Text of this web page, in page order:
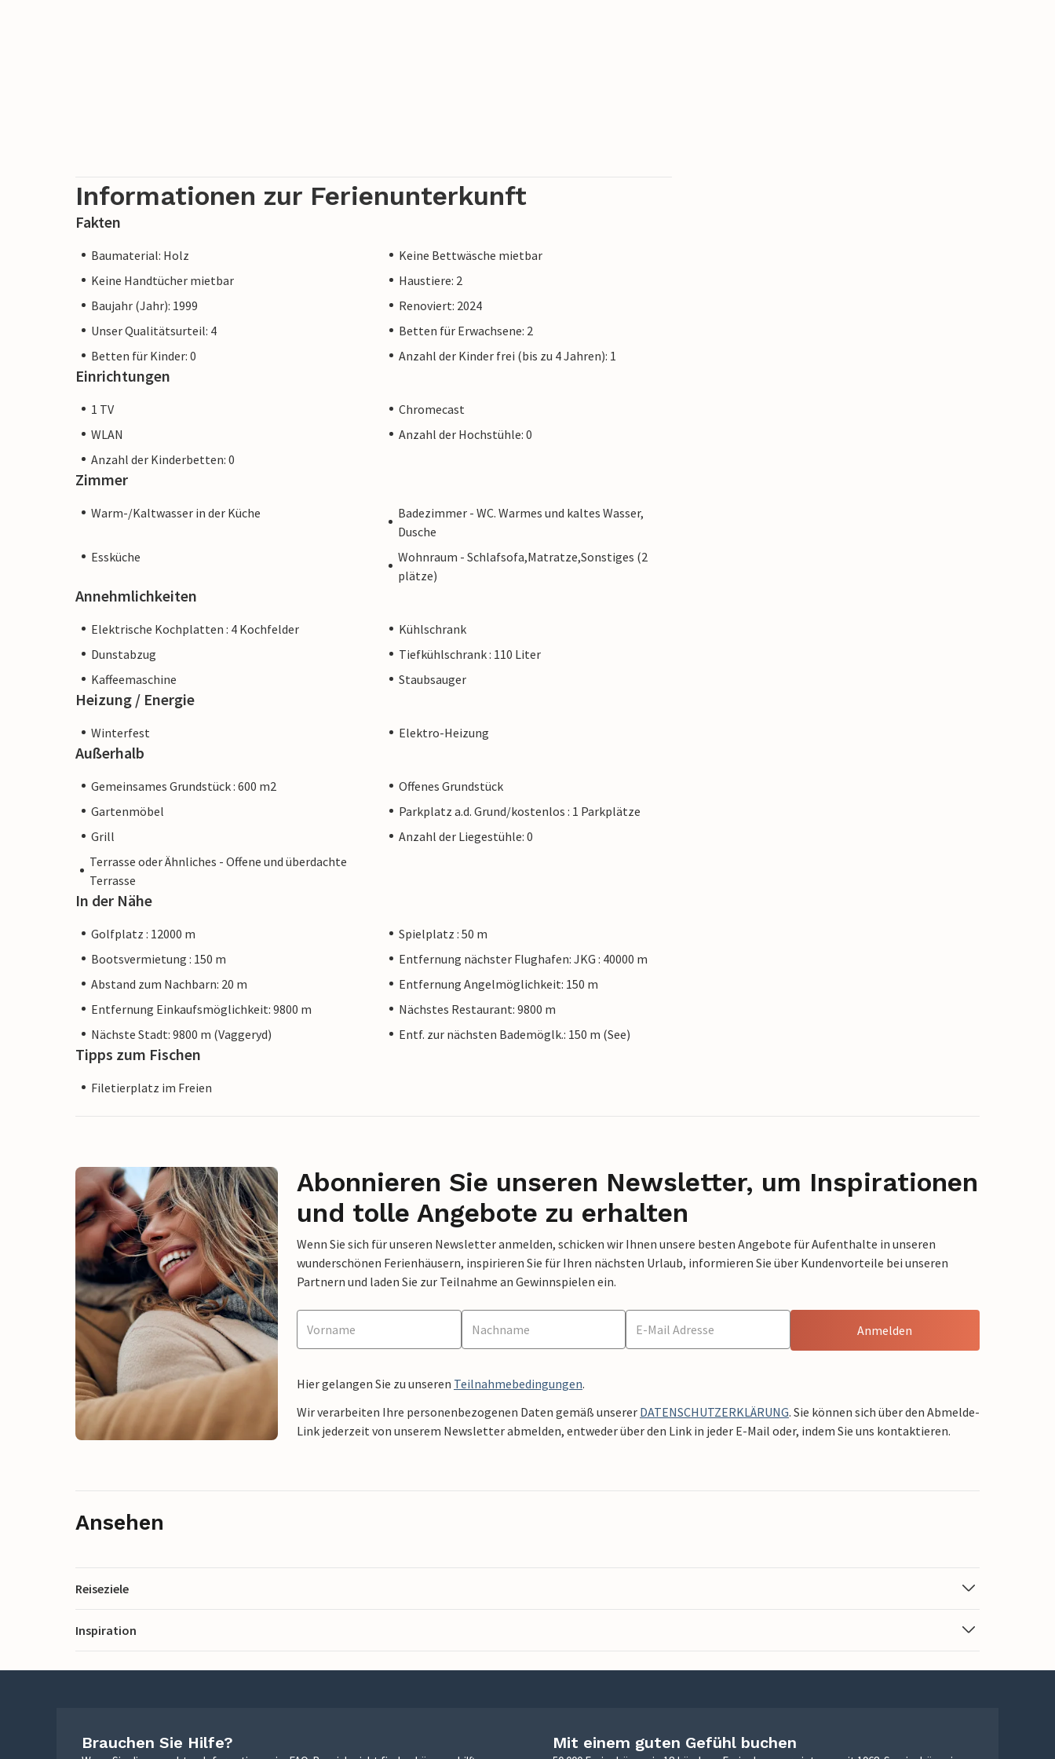
Informationen zur Ferienunterkunft
Fakten
Baumaterial: Holz
Keine Bettwäsche mietbar
Keine Handtücher mietbar
Haustiere: 2
Baujahr (Jahr): 1999
Renoviert: 2024
Unser Qualitätsurteil: 4
Betten für Erwachsene: 2
Betten für Kinder: 0
Anzahl der Kinder frei (bis zu 4 Jahren): 1
Einrichtungen
1 TV
Chromecast
WLAN
Anzahl der Hochstühle: 0
Anzahl der Kinderbetten: 0
Zimmer
Warm-/Kaltwasser in der Küche
Badezimmer - WC. Warmes und kaltes Wasser,
Dusche
Essküche
Wohnraum - Schlafsofa,Matratze,Sonstiges (2
plätze)
Annehmlichkeiten
Elektrische Kochplatten : 4 Kochfelder
Kühlschrank
Dunstabzug
Tiefkühlschrank : 110 Liter
Kaffeemaschine
Staubsauger
Heizung / Energie
Winterfest Elektro-Heizung
Außerhalb
Gemeinsames Grundstück : 600 m2
Offenes Grundstück
Gartenmöbel
Parkplatz a.d. Grund/kostenlos : 1 Parkplätze
Grill
Anzahl der Liegestühle: 0
Terrasse oder Ähnliches - Offene und überdachte
Terrasse
In der Nähe
Golfplatz : 12000 m
Spielplatz : 50 m
Bootsvermietung : 150 m
Entfernung nächster Flughafen: JKG : 40000 m
Abstand zum Nachbarn: 20 m
Entfernung Angelmöglichkeit: 150 m
Entfernung Einkaufsmöglichkeit: 9800 m
Nächstes Restaurant: 9800 m
Nächste Stadt: 9800 m (Vaggeryd)
Entf. zur nächsten Bademöglk.: 150 m (See)
Tipps zum Fischen
Filetierplatz im Freien
Abonnieren Sie unseren Newsletter, um Inspirationen
und tolle Angebote zu erhalten
Wenn Sie sich für unseren Newsletter anmelden, schicken wir Ihnen unsere besten Angebote für Aufenthalte in unseren
wunderschönen Ferienhäusern, inspirieren Sie für Ihren nächsten Urlaub, informieren Sie über Kundenvorteile bei unseren
Partnern und laden Sie zur Teilnahme an Gewinnspielen ein.
Anmelden
Hier gelangen Sie zu unseren Teilnahmebedingungen.
Wir verarbeiten Ihre personenbezogenen Daten gemäß unserer DATENSCHUTZERKLÄRUNG. Sie können sich über den Abmelde-
Link jederzeit von unserem Newsletter abmelden, entweder über den Link in jeder E-Mail oder, indem Sie uns kontaktieren.
Ansehen
Reiseziele
Inspiration
Brauchen Sie Hilfe? Mit einem guten Gefühl buchen